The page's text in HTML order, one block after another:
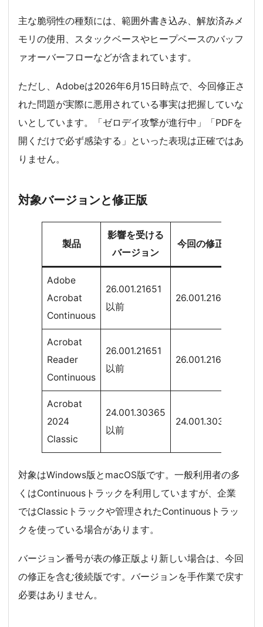
主な脆弱性の種類には、範囲外書き込み、解放済みメ
モリの使用、スタックベースやヒープベースのバッフ
ァオーバーフローなどが含まれています。
ただし、Adobeは2026年6月15日時点で、今回修正さ
れた問題が実際に悪用されている事実は把握していな
いとしています。「ゼロデイ攻撃が進行中」「PDFを
開くだけで必ず感染する」といった表現は正確ではあ
りません。
対象バージョンと修正版
製品
影響を受ける
バージョン
今回の修正版
Adobe
Acrobat
Continuous
26.001.21651
以前
26.001.21662
Acrobat
Reader
Continuous
26.001.21651
以前
26.001.21662
Acrobat
2024
Classic
24.001.30365
以前
24.001.30383
対象はWindows版とmacOS版です。一般利用者の多
くはContinuousトラックを利用していますが、企業
ではClassicトラックや管理されたContinuousトラッ
クを使っている場合があります。
バージョン番号が表の修正版より新しい場合は、今回
の修正を含む後続版です。バージョンを手作業で戻す
必要はありません。